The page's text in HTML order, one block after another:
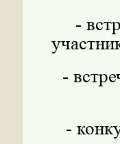
-
-
-